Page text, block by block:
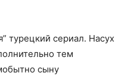
турецкий сериал. Насух
тем
сыну